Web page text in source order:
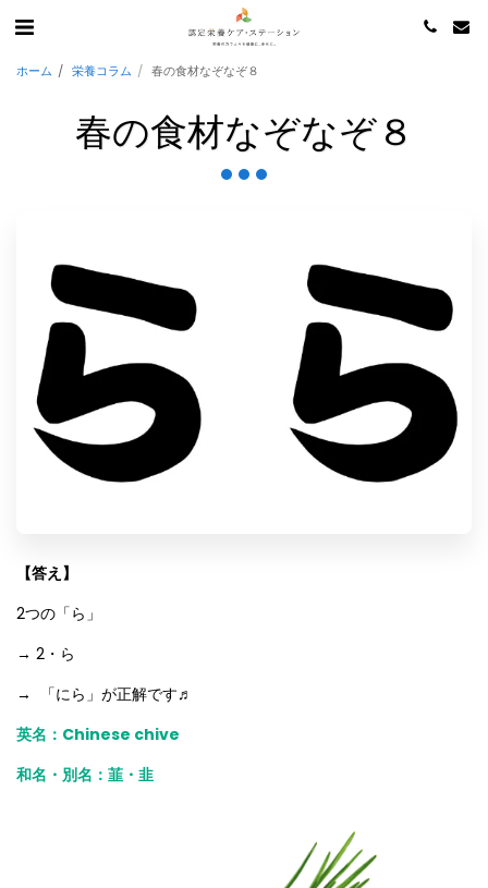
ホーム 栄養コラム 春の食材なぞなぞ８
春の食材なぞなぞ８
【答え】
2つの「ら」
→ 2・ら
→ 「にら」が正解です♬
英名：Chinese chive
和名・別名： 韮・韭